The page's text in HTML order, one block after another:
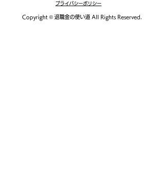
比較の注意点も！
プライバシーポリシー
Copyright © 退職金の使い道 All Rights Reserved.